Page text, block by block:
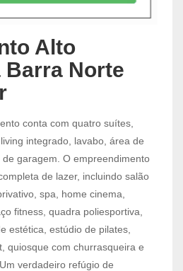
Alto
Barra Norte
conta com quatro suítes,
integrado, lavabo, área de
garagem. O empreendimento
de lazer, incluindo salão
spa, home cinema,
fitness, quadra poliesportiva,
estética, estúdio de pilates,
quiosque com churrasqueira e
verdadeiro refúgio de